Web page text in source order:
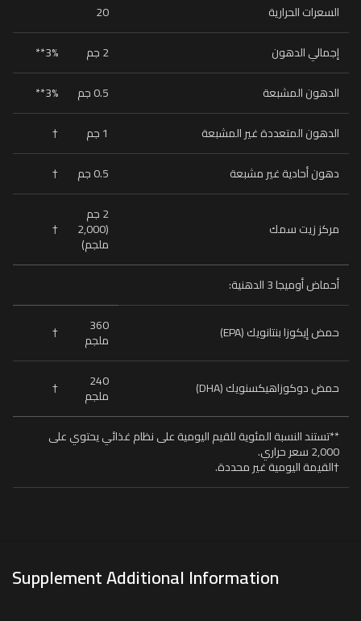
السعرات الحرارية
20
إجمالي الدهون
2 جم
3%**
الدهون المشبعة
0.5 جم
3%**
الدهون المتعددة غير المشبعة
1 جم
†
دهون أحادية غير مشبعة
0.5 جم †
مركز زيت سمك
2 جم
(2,000
ملجم)
†
أحماض أوميجا 3 الدهنية:
حمض إيكوزا بنتانويك (EPA) 360
ملجم †
حمض دوكوزاهيكسنويك (DHA) 240
ملجم †
**تستند النسبة المئوية للقيم اليومية على نظام غذائي يحتوي على
2,000 سعر حراري.
†القيمة اليومية غير محددة.
Supplement Additional Information